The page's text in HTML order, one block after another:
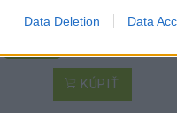
Data Deletion Data
KÚPIŤ